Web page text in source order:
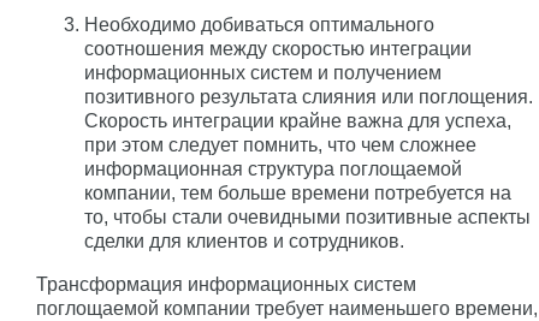
Необходимо добиваться оптимального
соотношения между скоростью интеграции
информационных систем и получением
позитивного результата слияния или поглощения.
Скорость интеграции крайне важна для успеха,
при этом следует помнить, что чем сложнее
информационная структура поглощаемой
компании, тем больше времени потребуется на
то, чтобы стали очевидными позитивные аспекты
сделки для клиентов и сотрудников.
Трансформация информационных систем
поглощаемой компании требует наименьшего времени,